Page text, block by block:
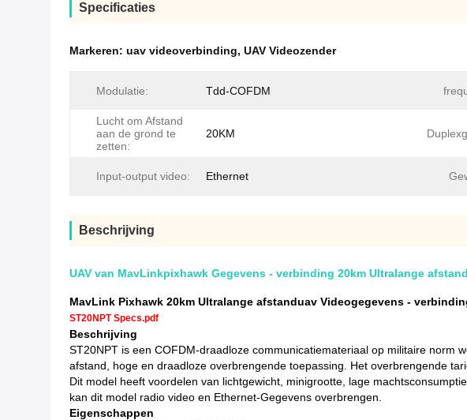
Specificaties
Markeren: uav videoverbinding, UAV Videozender
Modulatie: Tdd-COFDM
Lucht om Afstand
aan de grond te
zetten:
20KM
Input-output video: Ethernet
Beschrijving
UAV van MavLinkpixhawk Gegevens - verbinding 20km Ultralange
MavLink Pixhawk 20km Ultralange afstanduav Videogegevens -
ST20NPT Specs.pdf
Beschrijving
ST20NPT is een COFDM-draadloze communicatiemateriaal op militaire norm
afstand, hoge en draadloze overbrengende toepassing. Het overbrengende
Dit model heeft voordelen van lichtgewicht, minigrootte, lage
kan dit model radio video en Ethernet-Gegevens overbrengen.
Eigenschappen